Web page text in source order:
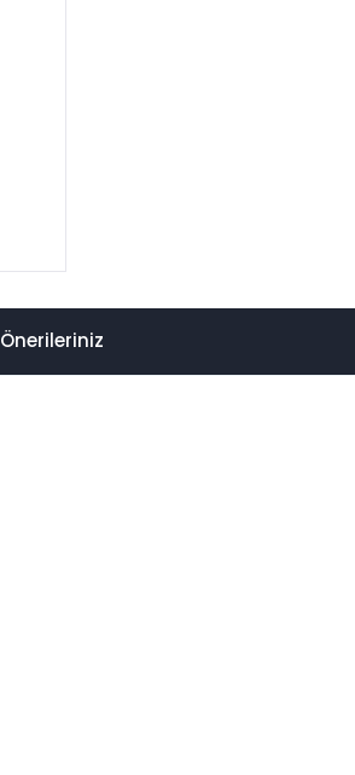
Önerileriniz